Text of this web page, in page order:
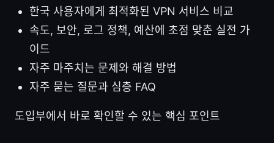
한국 사용자에게 최적화된 VPN 서비스 비교
속도, 보안, 로그 정책, 예산에 초점 맞춘 실전 가
이드
자주 마주치는 문제와 해결 방법
자주 묻는 질문과 심층 FAQ
도입부에서 바로 확인할 수 있는 핵심 포인트